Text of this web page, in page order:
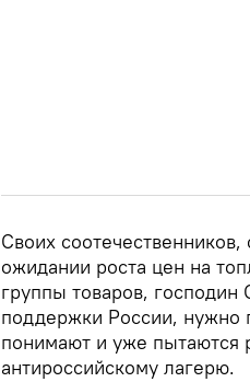
Своих
ожидании роста цен на
группы товаров, господин
поддержки России, нужно
понимают и уже пытаются
антироссийскому лагерю.